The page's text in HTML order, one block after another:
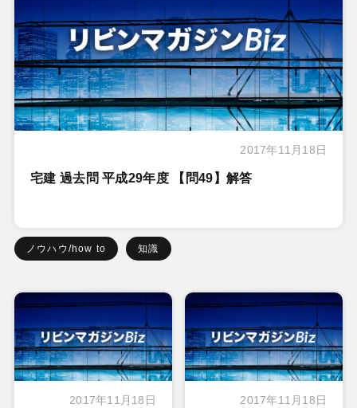
2017年11月18日
宅建 過去問 平成29年度 【問49】解答
ノウハウ/how to 知識
2017年11月18日 2017年11月18日